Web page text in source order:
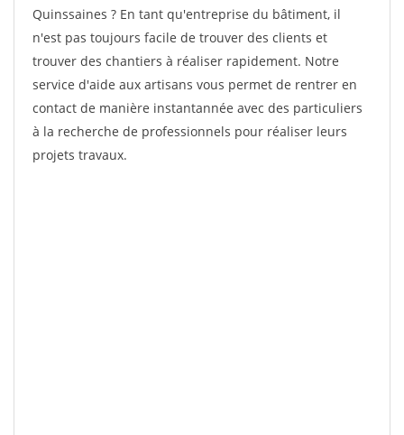
Quinssaines ? En tant qu'entreprise du bâtiment, il
n'est pas toujours facile de trouver des clients et
trouver des chantiers à réaliser rapidement. Notre
service d'aide aux artisans vous permet de rentrer en
contact de manière instantannée avec des particuliers
à la recherche de professionnels pour réaliser leurs
projets travaux.